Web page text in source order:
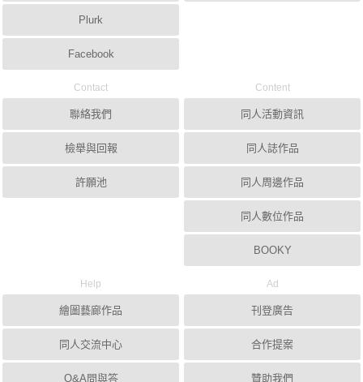
Plurk
Facebook
Contact
聯絡我們
檢舉與回報
許願池
Content
同人活動資訊
同人誌作品
同人周邊作品
同人數位作品
BOOKY
Help
繪圖藝廊作品
同人交流中心
Q&A問與答
Ad
刊登廣告
合作提案
贊助我們